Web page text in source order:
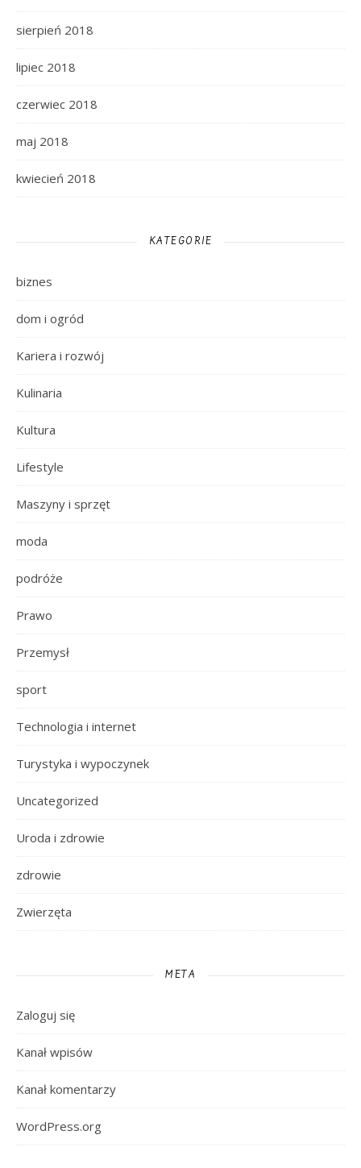
sierpień 2018
lipiec 2018
czerwiec 2018
maj 2018
kwiecień 2018
KATEGORIE
biznes
dom i ogród
Kariera i rozwój
Kulinaria
Kultura
Lifestyle
Maszyny i sprzęt
moda
podróże
Prawo
Przemysł
sport
Technologia i internet
Turystyka i wypoczynek
Uncategorized
Uroda i zdrowie
zdrowie
Zwierzęta
META
Zaloguj się
Kanał wpisów
Kanał komentarzy
WordPress.org